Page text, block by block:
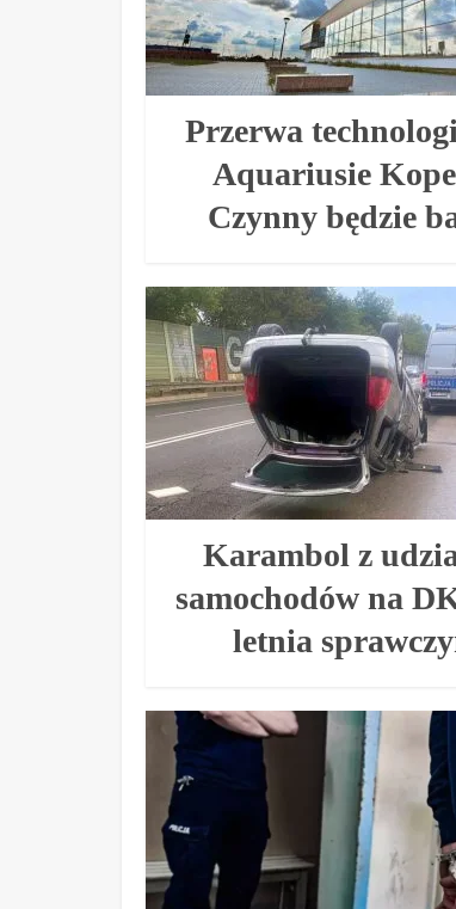
Przerwa
Aquariusie
Czynny będzie
Karambol z
samochodów na
letnia